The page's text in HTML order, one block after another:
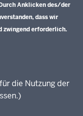
Anklicken des/der
dass wir
zwingend erforderlich.
die Nutzung der